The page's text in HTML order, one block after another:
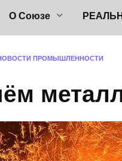
О Союзе
ПРОМЫШЛЕННОСТИ